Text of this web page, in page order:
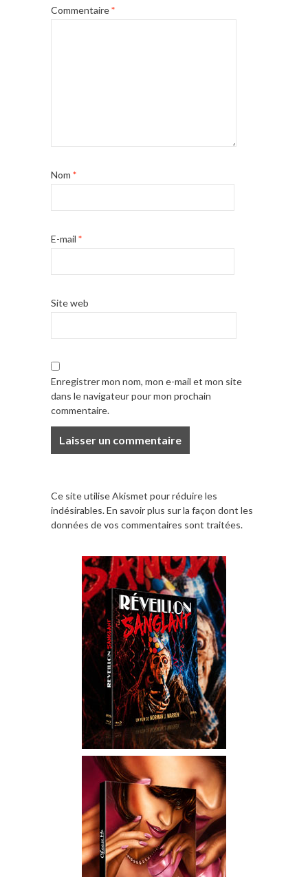
Commentaire*
Nom *
E-mail *
Site web
Enregistrer mon nom, mon e-mail et mon site
dans le navigateur pour mon prochain
commentaire.
Ce site utilise Akismet pour réduire les
indésirables.En savoir plus sur la façon dont les
données de vos commentaires sont traitées.